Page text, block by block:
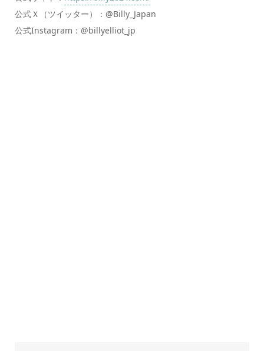
公式Ｘ（ツイッター）：@Billy_Japan
公式Instagram：@billyelliot_jp